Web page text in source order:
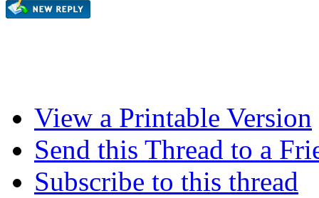
View a Printable Version
Send this Thread to a
Subscribe to this thread